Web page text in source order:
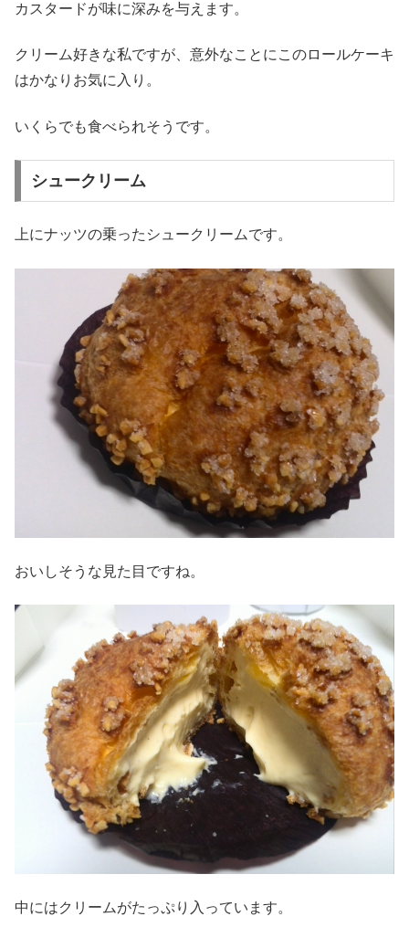
カスタードが味に深みを与えます。
クリーム好きな私ですが、意外なことにこのロールケーキ
はかなりお気に入り。
いくらでも食べられそうです。
シュークリーム
上にナッツの乗ったシュークリームです。
おいしそうな見た目ですね。
中にはクリームがたっぷり入っています。